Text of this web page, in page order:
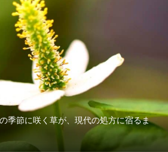
季節に咲く草が、現代の処方に宿るま